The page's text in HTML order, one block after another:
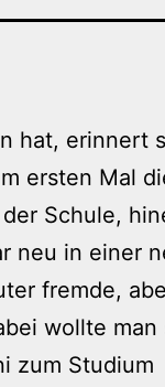
hat, erinnert
ersten Mal
Schule,
neu in einer
fremde,
wollte man
zum Studium